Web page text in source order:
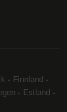
- Finnland -
- Estland -